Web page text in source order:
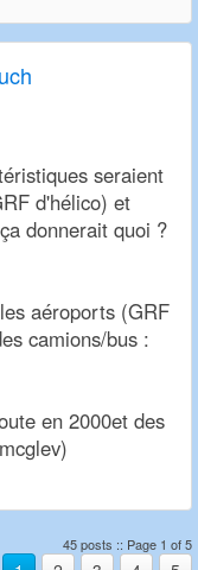
seraient
d'hélico) et
donnerait quoi ?
aéroports (GRF
camions/bus :
en 2000et des
45 posts :: Page 1 of 5